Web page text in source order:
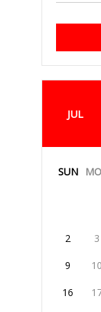
JUL
SUN
2 3
9 10
16